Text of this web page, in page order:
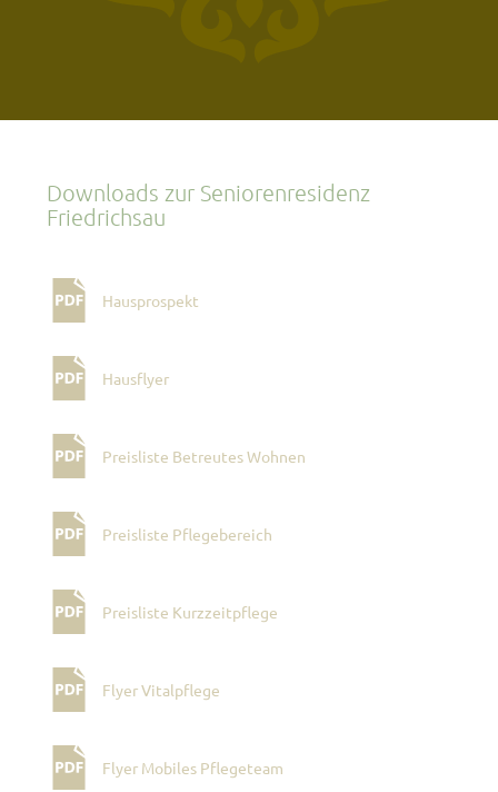
Downloads zur Seniorenresidenz
Friedrichsau
Hausprospekt
Hausflyer
Preisliste Betreutes Wohnen
Preisliste Pflegebereich
Preisliste Kurzzeitpflege
Flyer Vitalpflege
Flyer Mobiles Pflegeteam